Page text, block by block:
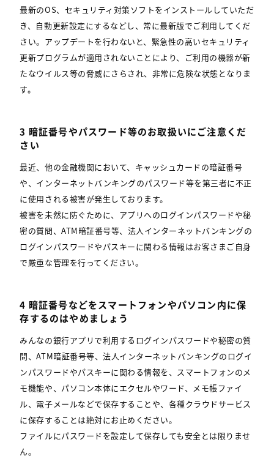
最新のOS、セキュリティ対策ソフトをインストールしていただ
き、自動更新設定にするなどし、常に最新版でご利用してくだ
さい。アップデートを行わないと、緊急性の高いセキュリティ
更新プログラムが適用されないことにより、ご利用の機器が新
たなウイルス等の脅威にさらされ、非常に危険な状態となりま
す。
3 暗証番号やパスワード等のお取扱いにご注意くだ
さい
最近、他の金融機関において、キャッシュカードの暗証番号
や、インターネットバンキングのパスワード等を第三者に不正
に使用される被害が発生しております。
被害を未然に防ぐために、アプリへのログインパスワードや秘
密の質問、ATM暗証番号等、法人インターネットバンキングの
ログインパスワードやパスキーに関わる情報はお客さまご自身
で厳重な管理を行ってください。
4 暗証番号などをスマートフォンやパソコン内に保
存するのはやめましょう
みんなの銀行アプリで利用するログインパスワードや秘密の質
問、ATM暗証番号等、法人インターネットバンキングのログイ
ンパスワードやパスキーに関わる情報を、スマートフォンのメ
モ機能や、パソコン本体にエクセルやワード、メモ帳ファイ
ル、電子メールなどで保存することや、各種クラウドサービス
に保存することは絶対にお止めください。
ファイルにパスワードを設定して保存しても安全とは限りませ
ん。